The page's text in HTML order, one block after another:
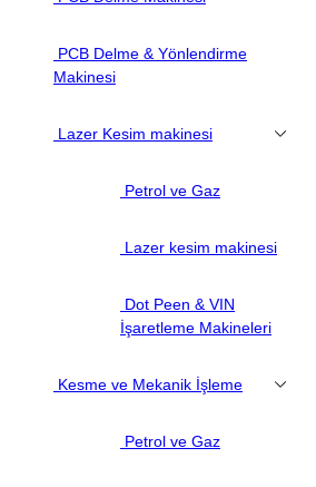
PCB Delme & Yönlendirme
Makinesi
Lazer Kesim makinesi
Petrol ve Gaz
Lazer kesim makinesi
Dot Peen & VIN
İşaretleme Makineleri
Kesme ve Mekanik İşleme
Petrol ve Gaz